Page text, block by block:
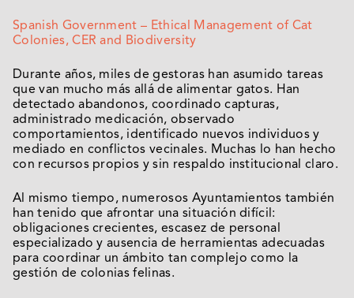
Spanish Government – Ethical Management of Cat
Colonies, CER and Biodiversity
Durante años, miles de gestoras han asumido tareas
que van mucho más allá de alimentar gatos. Han
detectado abandonos, coordinado capturas,
administrado medicación, observado
comportamientos, identificado nuevos individuos y
mediado en conflictos vecinales. Muchas lo han hecho
con recursos propios y sin respaldo institucional claro.
Al mismo tiempo, numerosos Ayuntamientos también
han tenido que afrontar una situación difícil:
obligaciones crecientes, escasez de personal
especializado y ausencia de herramientas adecuadas
para coordinar un ámbito tan complejo como la
gestión de colonias felinas.